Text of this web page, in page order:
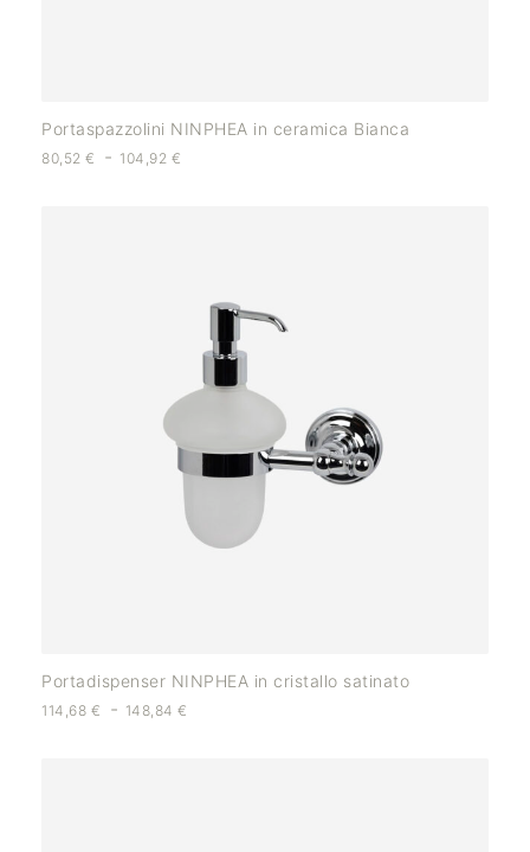
Portaspazzolini NINPHEA in ceramica Bianca
80,52 € - 104,92 €
Portadispenser NINPHEA in cristallo satinato
114,68 € - 148,84€